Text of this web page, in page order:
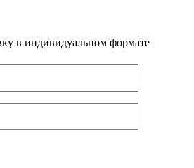
в индивидуальном формате